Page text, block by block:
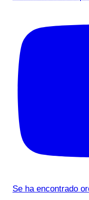
Se ha encontrado